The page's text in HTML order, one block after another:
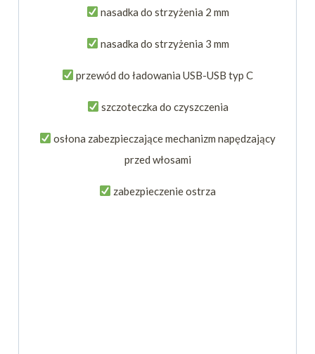
nasadka do strzyżenia 2 mm
nasadka do strzyżenia 3 mm
przewód do ładowania USB-USB typ C
szczoteczka do czyszczenia
osłona zabezpieczające mechanizm napędzający
przed włosami
zabezpieczenie ostrza